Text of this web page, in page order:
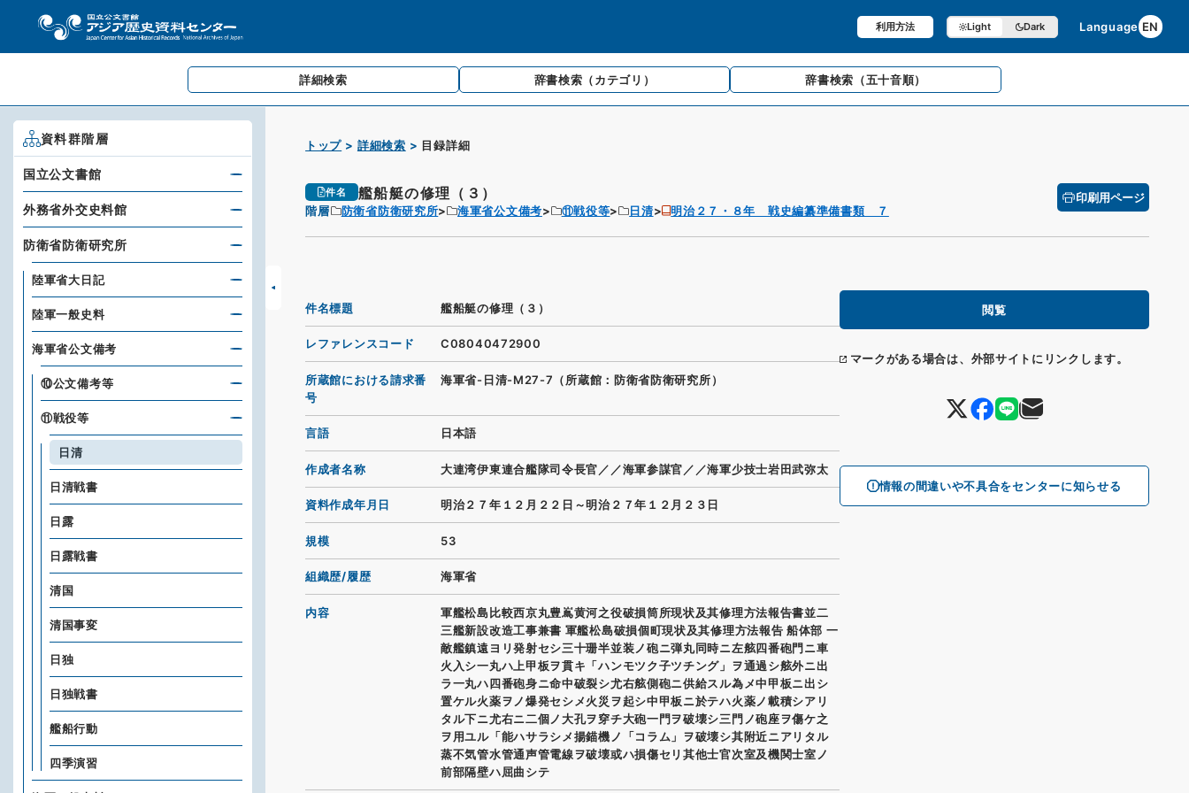
利用方法 Light Dark Language EN
詳細検索 辞書検索 （カテゴリ） 辞書検索 （五十音順）
トップ 詳細検索 目録詳細
件名 艦船艇の修理（３）
階層 防衛省防衛研究所 海軍省公文備考 ⑪戦役等 日清 明治２７・８年 戦史編纂準備書類 ７
印刷用ページ
閲覧
マークがある場合は、外部サイトにリンクします。
情報の間違いや不具合をセンターに知らせる
件名標題 艦船艇の修理（３）
レファレンスコード C08040472900
所蔵館における請求番
号
海軍省-日清-M27-7（所蔵館：防衛省防衛研究所）
言語 日本語
作成者名称 大連湾伊東連合艦隊司令長官／／海軍参謀官／／海軍少技士岩田武弥太
資料作成年月日 明治２７年１２月２２日～明治２７年１２月２３日
規模 53
組織歴/履歴 海軍省
内容
軍艦松島比較西京丸豊嶌黄河之役破損筒所現状及其修理方法報告書並二
三艦新設改造工事兼書 軍艦松島破損個町現状及其修理方法報告 船体部 一
敵艦鎮遠ヨリ発射セシ三十珊半並装ノ砲ニ弾丸同時ニ左舷四番砲門ニ車
火入シ一丸ハ上甲板ヲ貫キ「ハンモツク子ツチング」ヲ通過シ舷外ニ出
ラ一丸ハ四番砲身ニ命中破裂シ尤右舷側砲ニ供給スル為メ中甲板ニ出シ
置ケル火薬ヲノ爆発セシメ火災ヲ起シ中甲板ニ於テハ火薬ノ載積シアリ
タル下ニ尤右ニ二個ノ大孔ヲ穿チ大砲一門ヲ破壊シ三門ノ砲座ヲ傷ケ之
ヲ用ユル「能ハサラシメ揚錨機ノ「コラム」ヲ破壊シ其附近ニアリタル
蒸不気管水管通声管電線ヲ破壊或ハ損傷セリ其他士官次室及機関士室ノ
前部隔壁ハ屈曲シテ
資料群階層
国立公文書館
外務省外交史料館
防衛省防衛研究所
陸軍省大日記
陸軍一般史料
海軍省公文備考
⑩公文備考等
⑪戦役等
日清
日清戦書
日露
日露戦書
清国
清国事変
日独
日独戦書
艦船行動
四季演習